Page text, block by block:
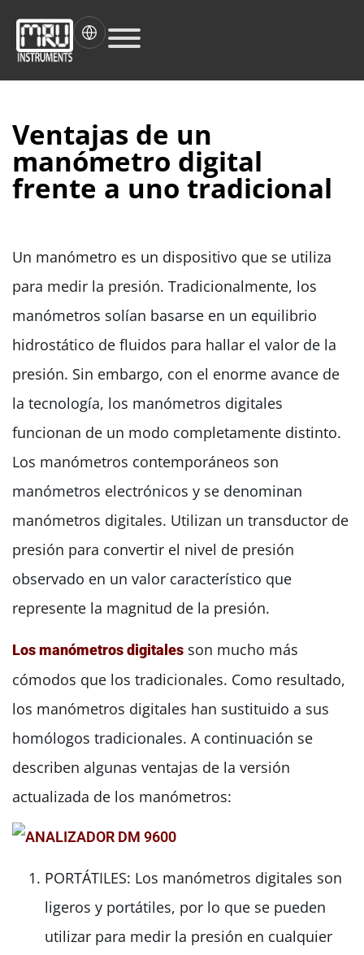
Ventajas de un
manómetro digital
frente a uno tradicional
Un manómetro es un dispositivo que se utiliza
para medir la presión. Tradicionalmente, los
manómetros solían basarse en un equilibrio
hidrostático de fluidos para hallar el valor de la
presión. Sin embargo, con el enorme avance de
la tecnología, los manómetros digitales
funcionan de un modo completamente distinto.
Los manómetros contemporáneos son
manómetros electrónicos y se denominan
manómetros digitales. Utilizan un transductor de
presión para convertir el nivel de presión
observado en un valor característico que
represente la magnitud de la presión.
Los manómetros digitales son mucho más
cómodos que los tradicionales. Como resultado,
los manómetros digitales han sustituido a sus
homólogos tradicionales. A continuación se
describen algunas ventajas de la versión
actualizada de los manómetros:
PORTÁTILES: Los manómetros digitales son
ligeros y portátiles, por lo que se pueden
utilizar para medir la presión en cualquier